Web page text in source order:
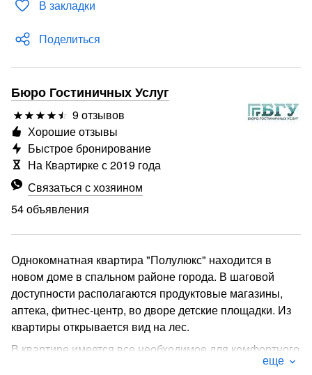
В закладки
Поделиться
Бюро Гостиничных Услуг
9 отзывов
Связаться с хозяином
54 объявления
Хорошие отзывы
Быстрое бронирование
На Квартирке с 2019 года
Однокомнатная квартира "Полулюкс" находится в
новом доме в спальном районе города. В шаговой
доступности располагаются продуктовые магазины,
аптека, фитнес-центр, во дворе детские площадки. Из
квартиры открывается вид на лес.
В квартире имеется все необходимое для комфортного
еще